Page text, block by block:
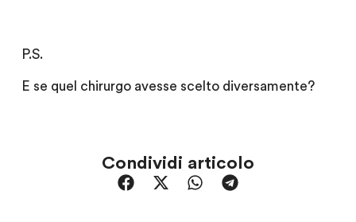
P.S.
E se quel chirurgo avesse scelto diversamente?
Condividi articolo